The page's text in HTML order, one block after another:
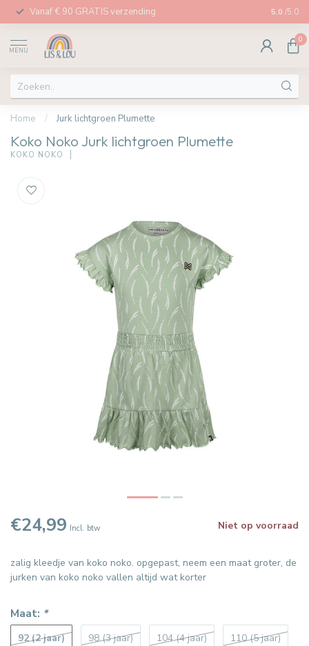
Vanaf € 90 GRATIS verzending Afhalen
5.0 /5.0
MENU
0
Home / Jurk lichtgroen Plumette
Koko Noko Jurk lichtgroen Plumette
KOKO NOKO
€24,99 Incl. btw Niet op voorraad
zalig kleedje van koko noko. opgepast, neem een maat groter, de
jurken van koko noko vallen altijd wat korter
Maat: *
92 (2 jaar) 98 (3 jaar) 104 (4 jaar) 110 (5 jaar)